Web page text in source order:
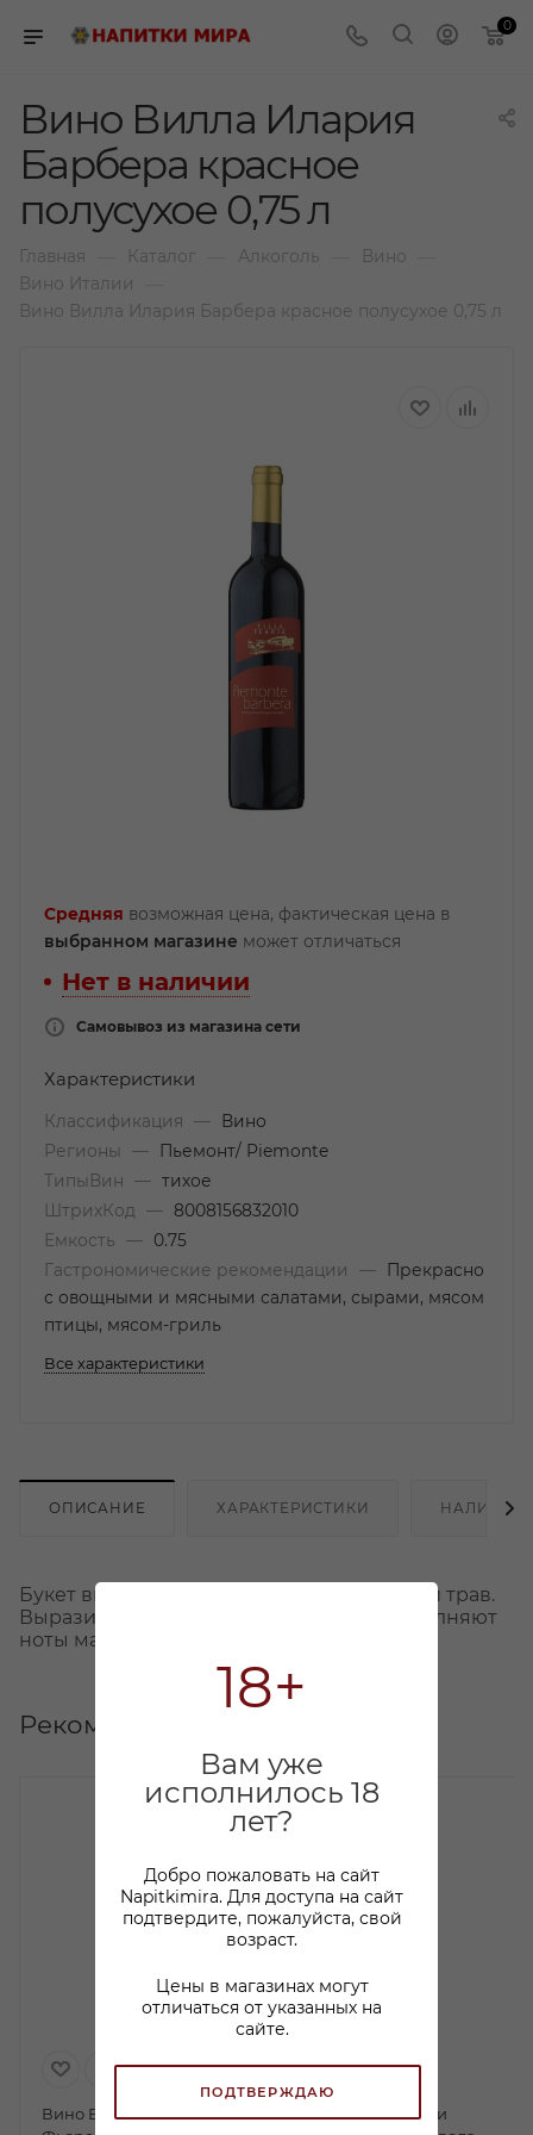
18+
Вам уже
исполнилось 18
лет?
Добро пожаловать на сайт
Napitkimira. Для доступа на сайт
подтвердите, пожалуйста, свой
возраст.
Цены в магазинах могут
отличаться от указанных на
сайте.
ПОДТВЕРЖДАЮ
0
Вино Вилла Илария
Барбера красное
полусухое 0,75 л
Главная Каталог Алкоголь Вино
Вино Италии
Вино Вилла Илария Барбера красное полусухое 0,75 л
Средняя возможная цена, фактическая цена в
выбранном магазине может отличаться
Нет в наличии
Самовывоз из магазина сети
Характеристики
Классификация —
Вино
Регионы
—
Пьемонт/ Piemonte
ТипыВин
— тихое
ШтрихКод
—
8008156832010
Емкость
—
0.75
Гастрономические рекомендации
—
Прекрасно
с овощными и мясными салатами, сырами, мясом
птицы, мясом-гриль
Все характеристики
ОПИСАНИЕ ХАРАКТЕРИСТИКИ НАЛИЧИЕ
Букет вина наполнен ароматами цветов и трав.
Выразительный и мягкий вкус вина наполняют
ноты малины, корицы и миндаля.
Рекомендуем
Вино Венето Россо
Вино Принчипе Ди